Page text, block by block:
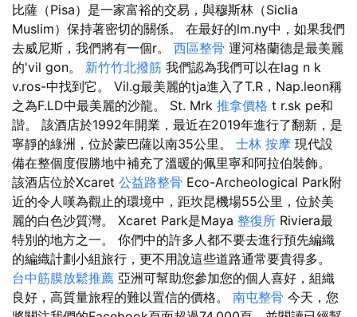
比薩（Pisa）是一家富裕的交易，與穆斯林（Siclia
Muslim）保持著密切的關係。 在最好的lm.ny中，如果我們
去威尼斯，我們將有一個r。 西區整骨 運河格蘭德是最美麗
的'vil gon。 新竹竹北撥筋 我們認為我們可以在lag n k
v.ros-中找到它。 Vil.g最美麗的tja進入了T.R，Nap.leon稱
之為F.LD中最美麗的沙龍。 St. Mrk 推拿價格 t r.sk pe和
諧。 該酒店於1992年開業，最近在2019年進行了翻新，是
寧靜的綠洲，位於蒙巴薩以南35公里。 士林 按摩 現代設
備在整個度假勝地中補充了溫暖的佩里寧和阿拉伯裝飾。
該酒店位於Xcaret 公益路整骨 Eco-Archeological Park附
近的令人嘆為觀止的環境中，距坎昆機場55公里，位於美
麗的白色沙質灣。 Xcaret Park是Maya 整復所 Riviera最
特別的地方之一。 你們中的許多人都不要去進行預先編織
的編織計劃小組旅行，更不用說這些道路通常要貴得多。
台中筋膜放鬆推薦 亞洲可幫助您參加您的個人喜好，組織
良好，高質量旅程的難以置信的價格。 南屯整骨 今天，您